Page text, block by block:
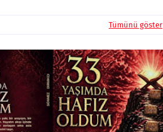
Tümünü göster